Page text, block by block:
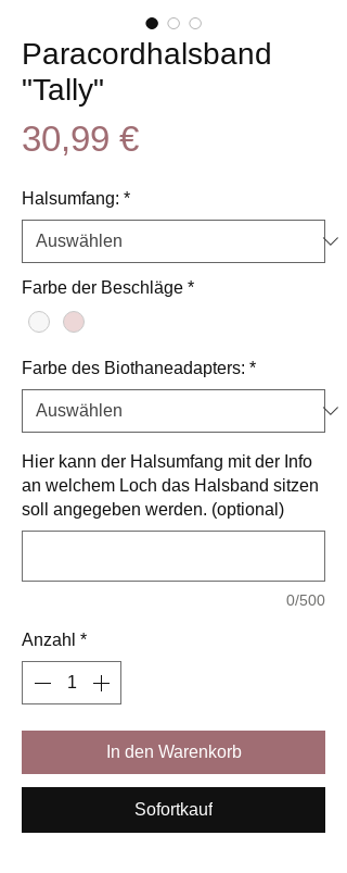
Paracordhalsband
"Tally"
30,99 €Preis
Halsumfang: *
Farbe der Beschläge *
Farbe des Biothaneadapters: *
Hier kann der Halsumfang mit der Info
an welchem Loch das Halsband sitzen
soll angegeben werden. (optional)
0/500
Anzahl *
In den Warenkorb
Sofortkauf